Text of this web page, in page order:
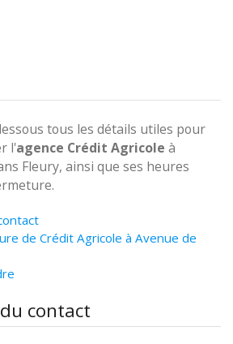
tous les détails utiles pour
l'agence Crédit Agricole à
Fleury, ainsi que ses heures
de Crédit Agricole à Avenue de
contact